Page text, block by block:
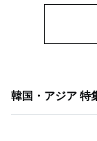
韓国・アジア 特